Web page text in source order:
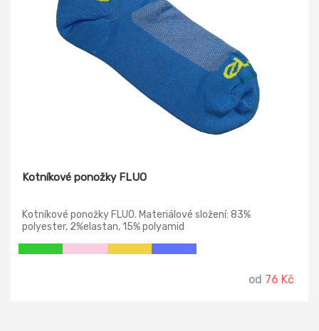
Kotníkové ponožky FLUO
Kotníkové ponožky FLUO. Materiálové složení: 83%
polyester, 2%elastan, 15% polyamid
od 76 Kč